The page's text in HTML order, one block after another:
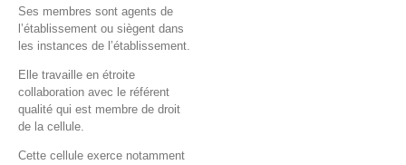
Ses membres sont agents de
l’établissement ou siègent dans
les instances de l’établissement.
Elle travaille en étroite
collaboration avec le référent
qualité qui est membre de droit
de la cellule.
Cette cellule exerce notamment